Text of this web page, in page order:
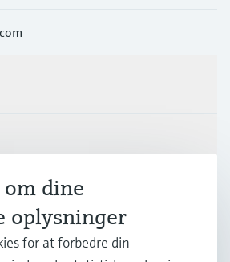
dine
oplysninger
for at forbedre din